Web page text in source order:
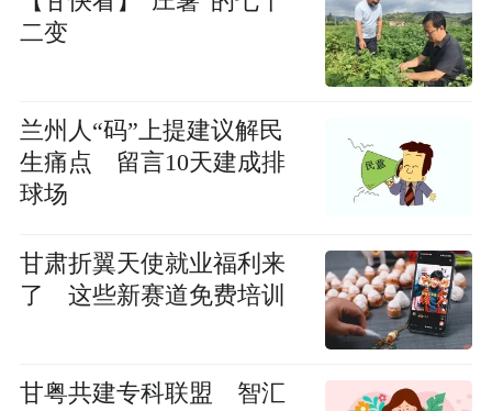
二变
兰州人“码”上提建议解民
生痛点 留言10天建成排
球场
甘肃折翼天使就业福利来
了 这些新赛道免费培训
甘粤共建专科联盟 智汇